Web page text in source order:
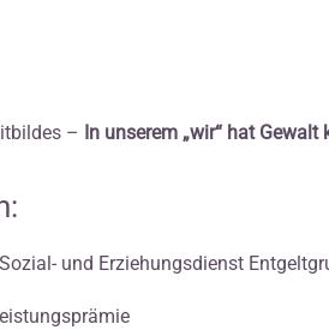
– In unserem „wir“ hat Gewalt
und Erziehungsdienst